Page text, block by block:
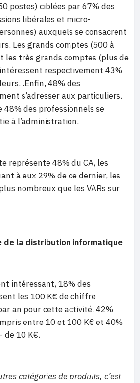
postes) ciblées par 67% des
libérales et micro-
auxquels se consacrent
Les grands comptes (500 à
les très grands comptes (plus de
respectivement 43%
.Enfin, 48% des
s’adresser aux particuliers.
48% des professionnels se
à l’administration.
représente 48% du CA, les
à eux 29% de ce dernier, les
nombreux que les VARs sur
de la distribution informatique
intéressant, 18% des
les 100 K€ de chiffre
an pour cette activité, 42%
entre 10 et 100 K€ et 40%
de 10 K€.
catégories de produits, c’est